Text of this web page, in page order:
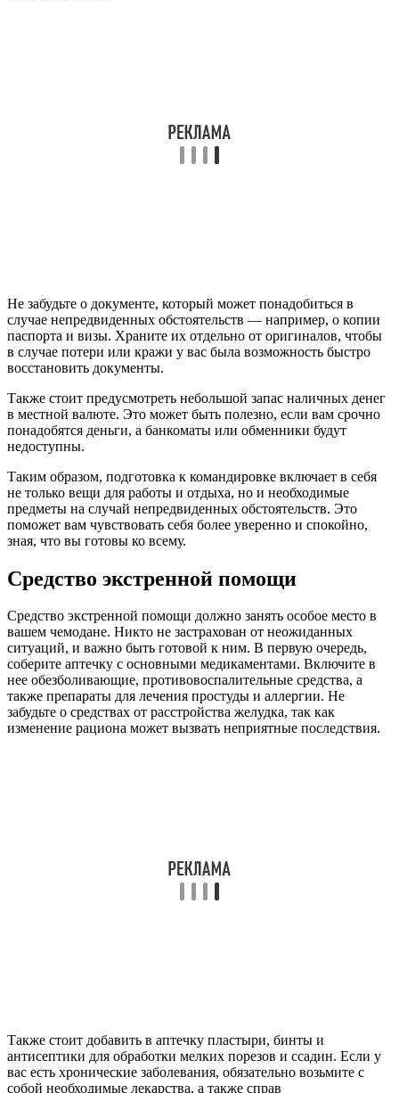
Не забудьте о документе, который может понадобиться в
случае непредвиденных обстоятельств — например, о копии
паспорта и визы. Храните их отдельно от оригиналов, чтобы
в случае потери или кражи у вас была возможность быстро
восстановить документы.
Также стоит предусмотреть небольшой запас наличных денег
в местной валюте. Это может быть полезно, если вам срочно
понадобятся деньги, а банкоматы или обменники будут
недоступны.
Таким образом, подготовка к командировке включает в себя
не только вещи для работы и отдыха, но и необходимые
предметы на случай непредвиденных обстоятельств. Это
поможет вам чувствовать себя более уверенно и спокойно,
зная, что вы готовы ко всему.
Средство экстренной помощи
Средство экстренной помощи должно занять особое место в
вашем чемодане. Никто не застрахован от неожиданных
ситуаций, и важно быть готовой к ним. В первую очередь,
соберите аптечку с основными медикаментами. Включите в
нее обезболивающие, противовоспалительные средства, а
также препараты для лечения простуды и аллергии. Не
забудьте о средствах от расстройства желудка, так как
изменение рациона может вызвать неприятные последствия.
Также стоит добавить в аптечку пластыри, бинты и
антисептики для обработки мелких порезов и ссадин. Если у
вас есть хронические заболевания, обязательно возьмите с
собой необходимые лекарства, а также справ